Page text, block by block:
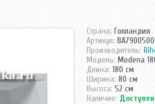
Страна: Голландия
Артикул:
Производитель:
Модель: Modena
Длина: 180 см
Ширина: 80 см
Высота: 52 см
Наличие: